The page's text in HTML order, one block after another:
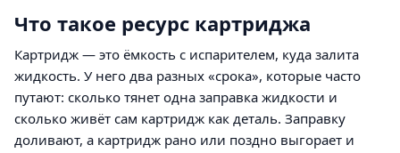
Что такое ресурс картриджа
Картридж — это ёмкость с испарителем, куда залита
жидкость. У него два разных «срока», которые часто
путают: сколько тянет одна заправка жидкости и
сколько живёт сам картридж как деталь. Заправку
доливают, а картридж рано или поздно выгорает и